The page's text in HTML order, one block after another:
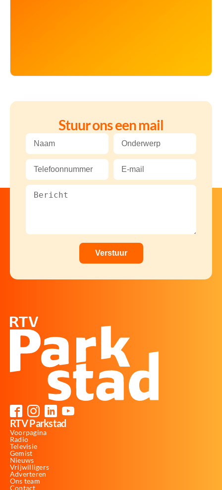
Stuur ons een mail
RTV Parkstad
Voorpagina
Radio
Televisie
Gemist
Nieuws
Vrijwilligers
Adverteren
Ons team
Contact